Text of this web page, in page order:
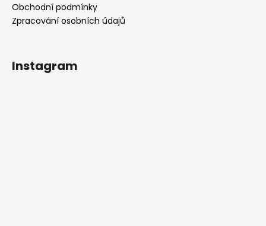
Obchodní podmínky
Zpracování osobních údajů
Instagram